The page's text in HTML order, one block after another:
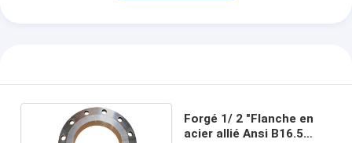
Forgé 1/ 2 "Flanche en
acier allié Ansi B16.5